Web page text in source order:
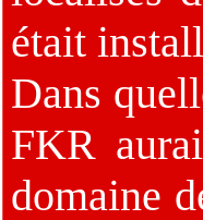
était
Dans
FKR
domaine